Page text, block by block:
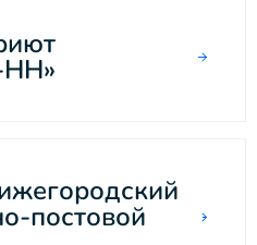
НН»
постовой